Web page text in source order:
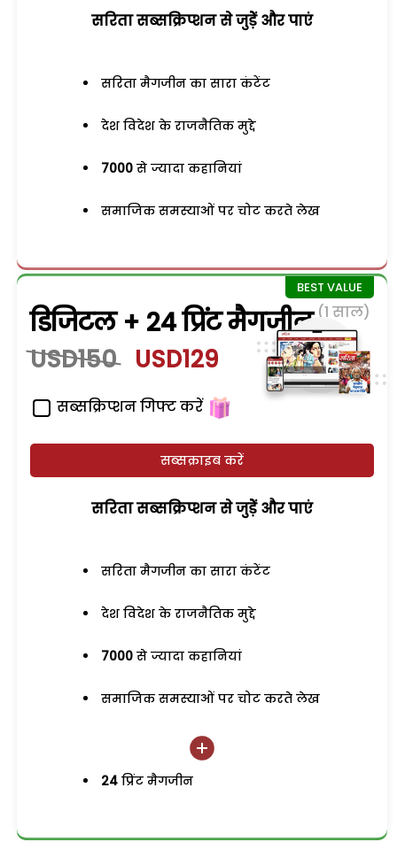
सरिता सब्सक्रिप्शन से जुड़ेें और पाएं
सरिता मैगजीन का सारा कंटेंट
देश विदेश के राजनैतिक मुद्दे
7000 से ज्यादा कहानियां
समाजिक समस्याओं पर चोट करते लेख
डिजिटल + 24 प्रिंट मैगजीन (1 साल)
USD150 USD129
सब्सक्रिप्शन गिफ्ट करें
सब्सक्राइब करें
सरिता सब्सक्रिप्शन से जुड़ेें और पाएं
सरिता मैगजीन का सारा कंटेंट
देश विदेश के राजनैतिक मुद्दे
7000 से ज्यादा कहानियां
समाजिक समस्याओं पर चोट करते लेख
24 प्रिंट मैगजीन